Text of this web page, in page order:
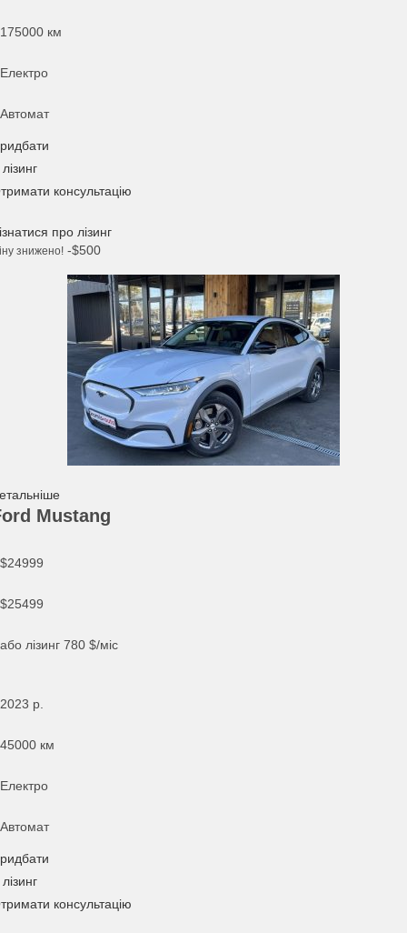
175000 км
Електро
Автомат
консультацію
про лізинг
знижено! -$500
Mustang
$24999
$25499
або лізинг 780 $/міс
2023 р.
45000 км
Електро
Автомат
консультацію